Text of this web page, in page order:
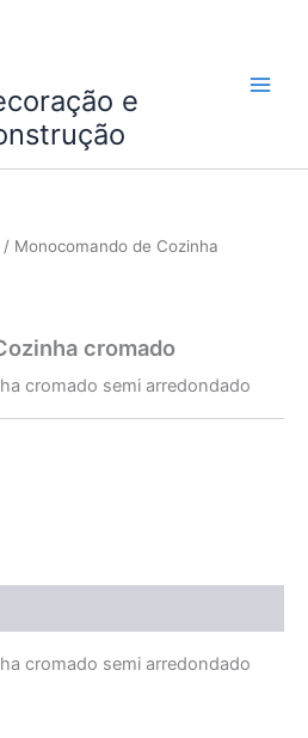
e
/ Monocomando de Cozinha
cromado
cromado semi arredondado
cromado semi arredondado